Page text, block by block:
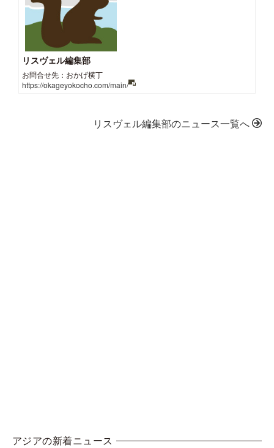
リスヴェル編集部
お問合せ先：おかげ横丁
https://okageyokocho.com/main/
リスヴェル編集部のニュース一覧へ
アジアの新着ニュース